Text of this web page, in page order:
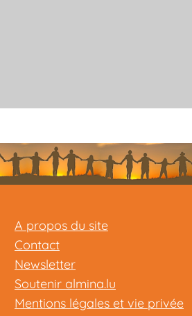
A propos du site
Contact
Newsletter
Soutenir almina.lu
Mentions légales et vie privée